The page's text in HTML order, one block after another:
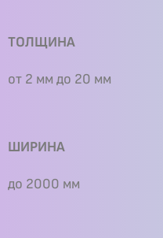
ТОЛЩИНА
от 2 мм до 20 мм
ШИРИНА
до 2000 мм